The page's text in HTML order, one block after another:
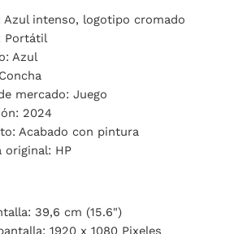
Azul intenso, logotipo cromado
Portátil
Azul
mercado: Juego
2024
Acabado con pintura
original: HP
39,6 cm (15.6")
1920 x 1080 Pixeles